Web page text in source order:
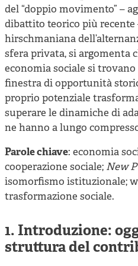
del “doppio movimento” –
dibattito teorico più recente
hirschmaniana
sfera privata, si argomenta
economia sociale si
finestra di opportunità
proprio potenziale
superare le dinamiche di
ne hanno a lungo
Parole chiave: economia
cooperazione sociale; New
isomorfismo istituzionale;
trasformazione sociale.
1. Introduzione:
struttura del